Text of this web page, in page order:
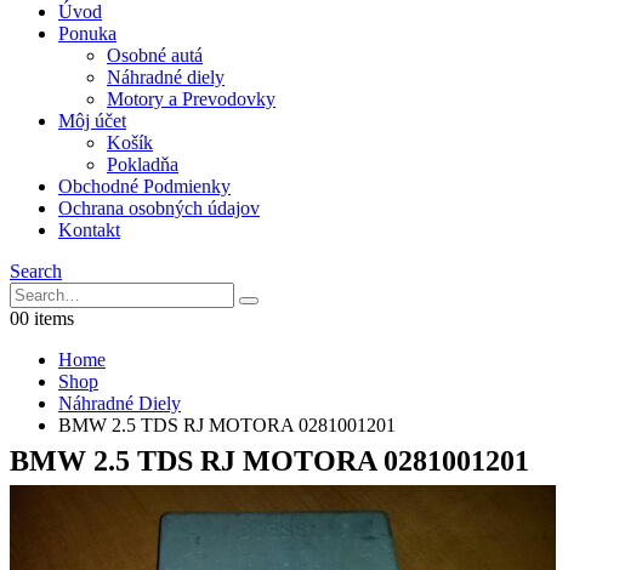
Úvod
Ponuka
Osobné autá
Náhradné diely
Motory a Prevodovky
Môj účet
Košík
Pokladňa
Obchodné Podmienky
Ochrana osobných údajov
Kontakt
Search
00 items
Home
Shop
Náhradné Diely
BMW 2.5 TDS RJ MOTORA 0281001201
BMW 2.5 TDS RJ MOTORA 0281001201